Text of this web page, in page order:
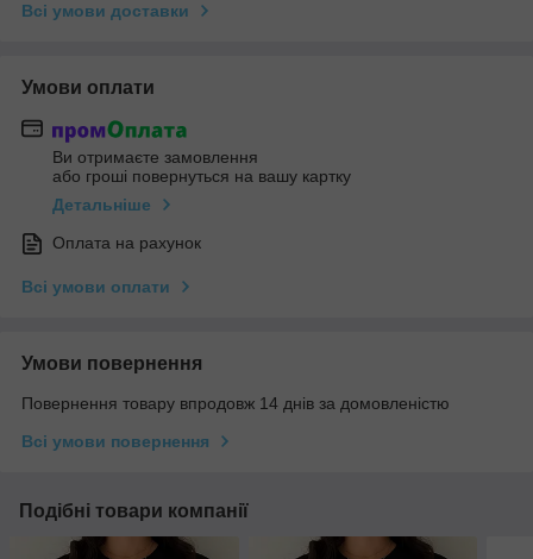
Всі умови доставки
Умови оплати
Ви отримаєте замовлення
або гроші повернуться на вашу картку
Детальніше
Оплата на рахунок
Всі умови оплати
Умови повернення
Повернення товару впродовж 14 днів за домовленістю
Всі умови повернення
Подібні товари компанії